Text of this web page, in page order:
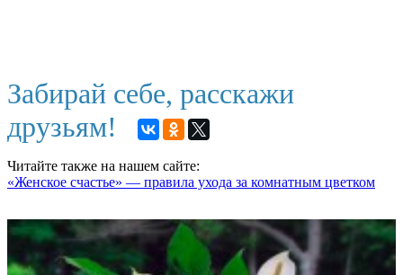
Забирай себе, расскажи
друзьям!
Читайте также на нашем сайте:
«Женское счастье» — правила ухода за комнатным цветком